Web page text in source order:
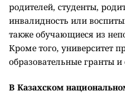
родителей, студенты,
инвалидность или
также обучающиеся из
Кроме того, университет
образовательные гранты
В Казахском